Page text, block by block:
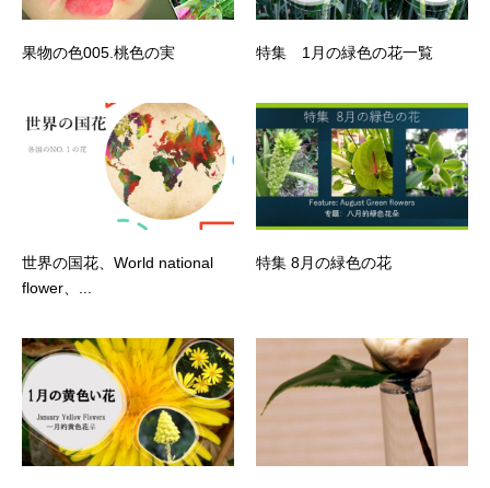
果物の色005.桃色の実 特集 1月の緑色の花一覧
世界の国花、World national
flower、...
特集 8月の緑色の花